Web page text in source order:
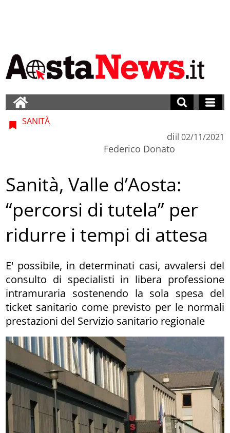
SANITÀ
di
Federico Donato
il 02/11/2021
Sanità, Valle d’Aosta:
“percorsi di tutela” per
ridurre i tempi di attesa
E' possibile, in determinati casi, avvalersi del
consulto di specialisti in libera professione
intramuraria sostenendo la sola spesa del
ticket sanitario come previsto per le normali
prestazioni del Servizio sanitario regionale